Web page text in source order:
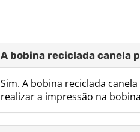
A bobina reciclada canela
Sim. A bobina reciclada
realizar a impressão na